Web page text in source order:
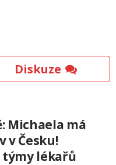
Diskuze
Michaela má
v Česku!
lékařů